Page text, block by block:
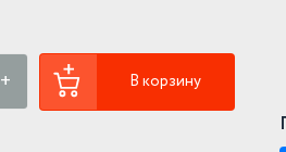
В корзину